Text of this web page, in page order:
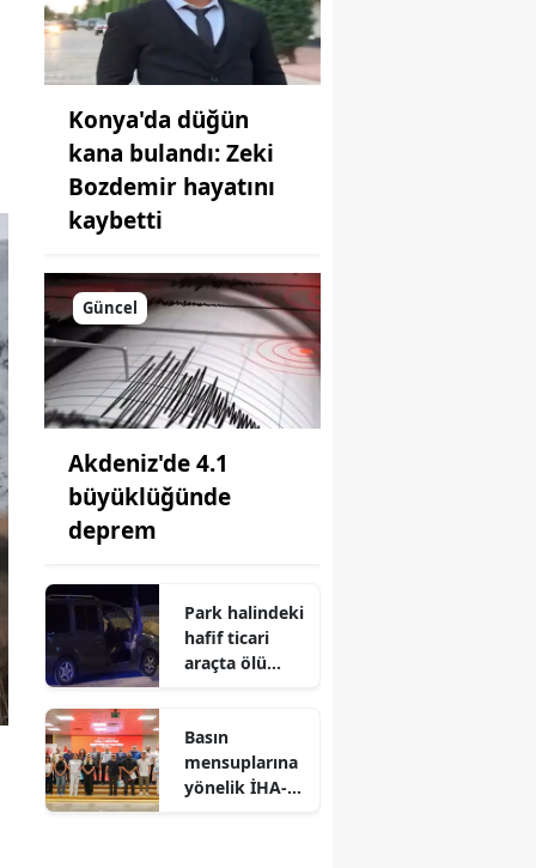
Konya'da düğün
kana bulandı: Zeki
Bozdemir hayatını
kaybetti
Güncel
Akdeniz'de 4.1
büyüklüğünde
deprem
Park halindeki
hafif ticari
araçta ölü
Basın
mensuplarına
yönelik İHA-1